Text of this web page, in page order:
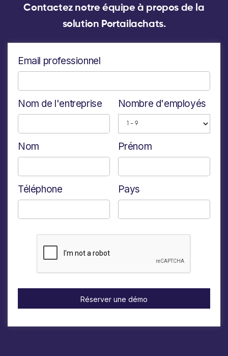
Contactez notre équipe à propos de la
solution Portailachats.
Email professionnel
Nom de l'entreprise Nombre d'employés
Nom Prénom
Téléphone Pays